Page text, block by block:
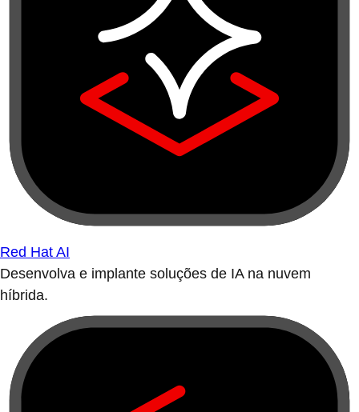
Red Hat AI
Desenvolva e implante soluções de IA na nuvem
híbrida.